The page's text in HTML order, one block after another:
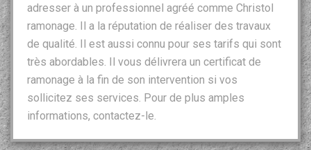
adresser à un professionnel agréé comme Christol
ramonage. Il a la réputation de réaliser des travaux
de qualité. Il est aussi connu pour ses tarifs qui sont
très abordables. Il vous délivrera un certificat de
ramonage à la fin de son intervention si vos
sollicitez ses services. Pour de plus amples
informations, contactez-le.